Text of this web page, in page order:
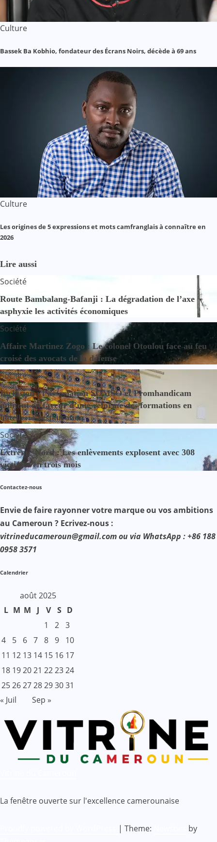
Culture
Bassek Ba Kobhio, fondateur des Écrans Noirs, décède à 69 ans
Culture
Les origines de 5 expressions et mots camfranglais à connaître en
2026
Lire aussi
Société
Route Bambalang-Bafanji : La dégradation de l’axe
asphyxie les activités économiques
Société
Affaire Martinez Zogo : Le colonel Otoulou face au feu
croisé des avocats de la défense
Société
Inclusion : l’association SOMSO et Promhandicam
militent en faveur d’une réforme des formations en
hôtellerie-restauration
Société
Extrême-Nord : Les enlèvements explosent avec 308
victimes en trois mois
Contactez-nous
Envie de faire rayonner votre marque ou vos ambitions
au Cameroun ? Ecrivez-nous :
vitrineducameroun@gmail.com ou via WhatsApp : +86 188
0958 3571
Calendrier
août 2025
L M M J V S D
1
2 3
4
5 6 7 8 9
10
11 12 13 14 15 16 17
18 192021 222324
25262728293031
« Juil
Sep »
La fenêtre ouverte sur l'excellence camerounaise
| Theme:
by